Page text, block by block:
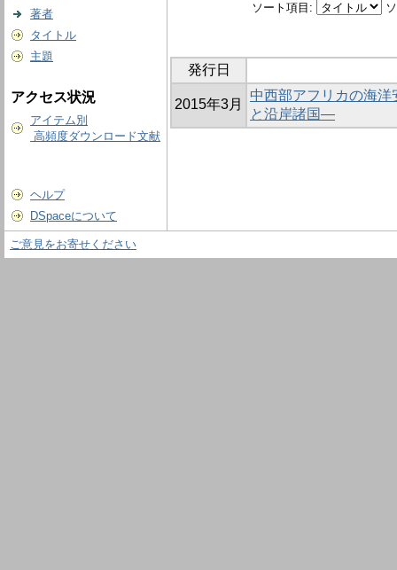
著者
タイトル
主題
アクセス状況
アイテム別
高頻度ダウンロード文献
ヘルプ
DSpaceについて
ソート項目:
発行日
2015年3月
中西部アフリカの海
と沿岸諸国―
ご意見をお寄せください